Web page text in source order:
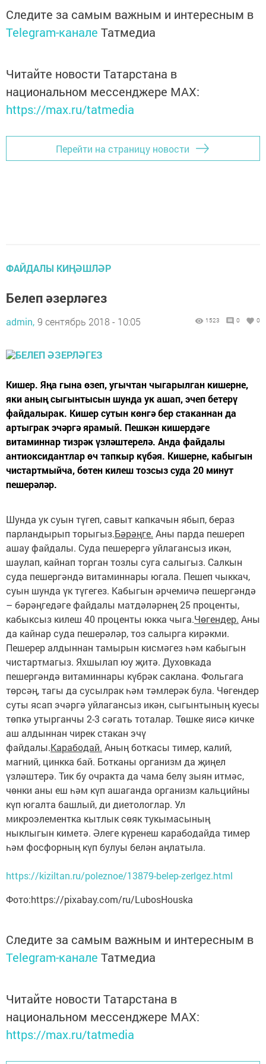
Следите за самым важным и интересным в
Telegram-канале Татмедиа
Читайте новости Татарстана в
национальном мессенджере MАХ:
https://max.ru/tatmedia
Перейти на страницу новости
ФАЙДАЛЫ КИҢӘШЛӘР
Белеп әзерләгез
admin, 9 сентябрь 2018 - 10:05 1523 0 0
Кишер. Яңа гына өзеп, угычтан чыгарылган кишерне,
яки аның сыгынтысын шунда ук ашап, эчеп бетерү
файдалырак. Кишер сутын көнгә бер стаканнан да
артыграк эчәргә ярамый. Пешкән кишердәге
витаминнар тизрәк үзләште­релә. Анда файдалы
антиоксидантлар өч тапкыр күбәя. Кишерне, кабыгын
чистартмыйча, бөтен килеш тозсыз суда 20 минут
пешерәләр.
Шунда ук суын түгеп, савыт капкачын ябып, бераз
парландырып торыгыз.Бәрәңге. Аны парда пешереп
ашау файдалы. Суда пешерергә уйлагансыз икән,
шаулап, кайнап торган тозлы суга салыгыз. Салкын
суда пешергәндә витаминнары югала. Пешеп чыккач,
суын шунда үк түгегез. Кабыгын әрчемичә пешергәндә
– бәрәңгедәге файдалы матдәләрнең 25 проценты,
кабыксыз килеш 40 проценты юкка чыга.Чөгендер. Аны
да кайнар суда пешерәләр, тоз салырга кирәкми.
Пешерер алдыннан тамырын кис­мәгез һәм кабыгын
чистартмагыз. Яхшылап юу җитә. Духовкада
пешергәндә витаминнары күбрәк саклана. Фольгага
төрсәң, тагы да сусылрак һәм тәмлерәк була. Чөгендер
суты ясап эчәргә уйлагансыз икән, сыгынтының куесы
төпкә утырганчы 2-3 сәгать тоталар. Төшке яисә кичке
аш алдыннан чирек стакан эчү
файдалы.Карабодай. Аның боткасы тимер, калий,
магний, цинкка бай. Ботканы организм да җиңел
үзләштерә. Тик бу очракта да чама белү зыян итмәс,
чөнки аны еш һәм күп ашаганда организм кальцийны
күп югалта башлый, ди диетологлар. Ул
микроэлементка кытлык сөяк тукымасының
ныклыгын киметә. Әлеге күренеш карабодайда тимер
һәм фосфорның күп булуы белән аңлатыла.
https://kiziltan.ru/poleznoe/13879-belep-zerlgez.html
Фото:https://pixabay.com/ru/LubosHouska
Следите за самым важным и интересным в
Telegram-канале Татмедиа
Читайте новости Татарстана в
национальном мессенджере MАХ:
https://max.ru/tatmedia